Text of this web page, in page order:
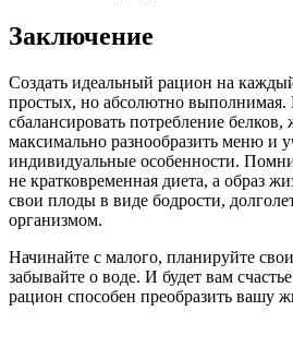
Заключение
Создать идеальный рацион на
простых, но абсолютно
сбалансировать потребление
максимально разнообразить меню и
индивидуальные особенности.
не кратковременная диета, а образ
свои плоды в виде бодрости,
организмом.
Начинайте с малого, планируйте
забывайте о воде. И будет вам
рацион способен преобразить вашу